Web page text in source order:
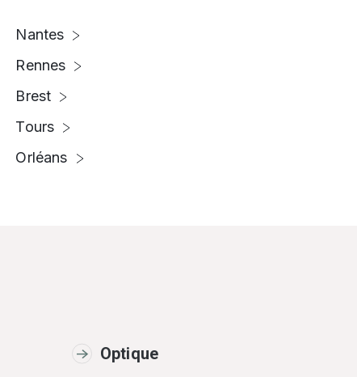
Nantes
Rennes
Brest
Tours
Orléans
Optique